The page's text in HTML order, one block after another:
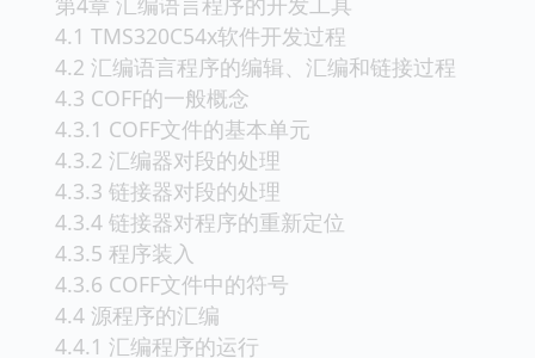
4.1 TMS320C54x软件开发过程
4.2 汇编语言程序的编辑、汇编和链接过程
4.3 COFF的一般概念
4.3.1 COFF文件的基本单元
4.3.2 汇编器对段的处理
4.3.3 链接器对段的处理
4.3.4 链接器对程序的重新定位
4.3.5 程序装入
4.3.6 COFF文件中的符号
4.4 源程序的汇编
4.4.1 汇编程序的运行